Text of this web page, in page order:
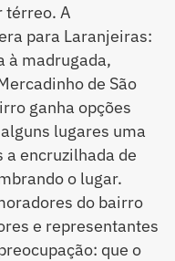
térreo. A
para Laranjeiras:
à madrugada,
de São
ganha opções
lugares uma
encruzilhada de
o lugar.
do bairro
e representantes
que o